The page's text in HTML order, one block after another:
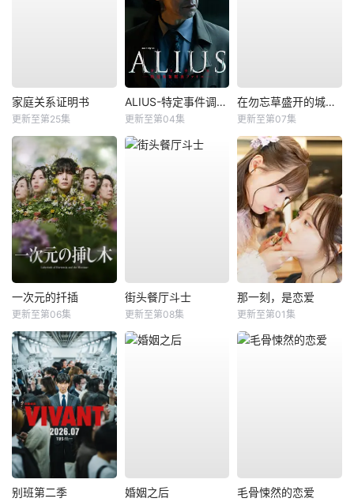
家庭关系证明书
更新至第25集
ALIUS-特定事件调查档案-
更新至第04集
在勿忘草盛开的城镇～安昙野诊疗记～
更新至第07集
一次元的扦插
更新至第06集
街头餐厅斗士
更新至第08集
那一刻，是恋爱
更新至第01集
别班第二季 婚姻之后 毛骨悚然的恋爱